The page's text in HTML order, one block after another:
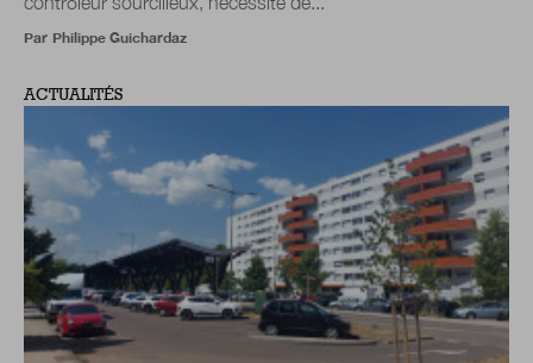
Par Philippe Guichardaz
ACTUALITÉS